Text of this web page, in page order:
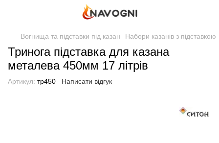
Вогнища та підставки під казан Набори казанів з підставкою
Тринога підставка для казана
металева 450мм 17 літрів
Артикул: тр450 Написати відгук